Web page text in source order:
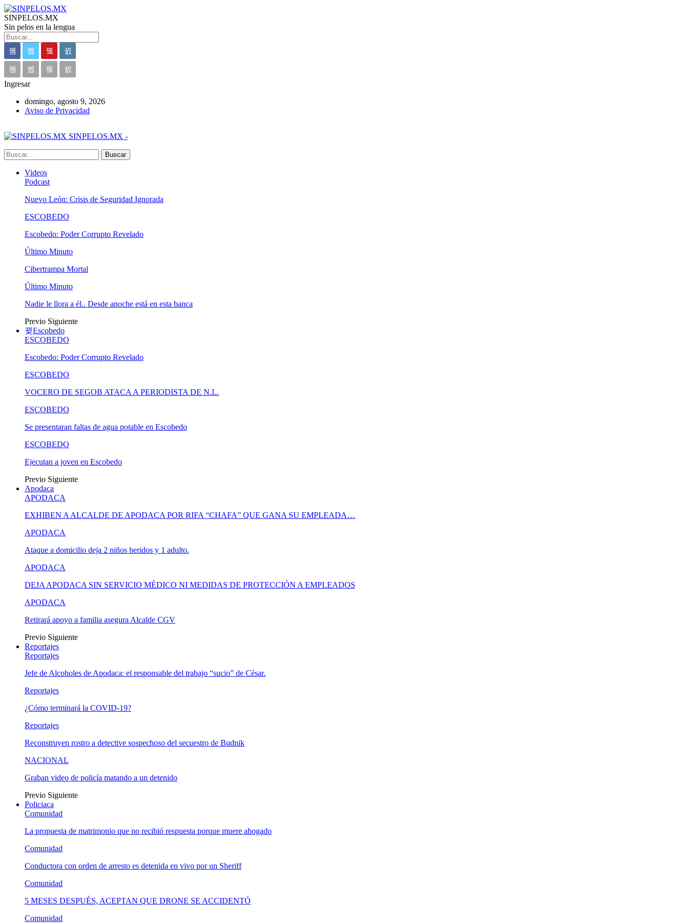
SINPELOS.MX
Sin pelos en la lengua
Ingresar
domingo, agosto 9, 2026
Aviso de Privacidad
SINPELOS.MX -
Videos
Podcast
Nuevo León: Crisis de Seguridad Ignorada
ESCOBEDO
Escobedo: Poder Corrupto Revelado
Último Minuto
Cibertrampa Mortal
Último Minuto
Nadie le llora a él.. Desde anoche está en esta banca
Previo Siguiente
Escobedo
ESCOBEDO
Escobedo: Poder Corrupto Revelado
ESCOBEDO
VOCERO DE SEGOB ATACA A PERIODISTA DE N.L.
ESCOBEDO
Se presentaran faltas de agua potable en Escobedo
ESCOBEDO
Ejecutan a joven en Escobedo
Previo Siguiente
Apodaca
APODACA
EXHIBEN A ALCALDE DE APODACA POR RIFA “CHAFA” QUE GANA SU EMPLEADA…
APODACA
Ataque a domicilio deja 2 niños heridos y 1 adulto.
APODACA
DEJA APODACA SIN SERVICIO MÉDICO NI MEDIDAS DE PROTECCIÓN A EMPLEADOS
APODACA
Retirará apoyo a familia asegura Alcalde CGV
Previo Siguiente
Reportajes
Reportajes
Jefe de Alcoholes de Apodaca: el responsable del trabajo “sucio” de César.
Reportajes
¿Cómo terminará la COVID-19?
Reportajes
Reconstruyen rostro a detective sospechoso del secuestro de Budnik
NACIONAL
Graban video de policía matando a un detenido
Previo Siguiente
Policiaca
Comunidad
La propuesta de matrimonio que no recibió respuesta porque muere ahogado
Comunidad
Conductora con orden de arresto es detenida en vivo por un Sheriff
Comunidad
5 MESES DESPUÉS, ACEPTAN QUE DRONE SE ACCIDENTÓ
Comunidad